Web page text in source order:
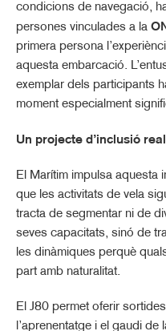
condicions de navegació,
persones vinculades a la
primera persona
aquesta embarcació.
exemplar dels participants
moment especialment
Un projecte d’inclusió
El Marítim impulsa aquesta
que les activitats de vela
tracta de segmentar ni de
seves capacitats, sinó de
les dinàmiques perquè
part amb naturalitat.
El J80 permet oferir
l’aprenentatge i el gaudi